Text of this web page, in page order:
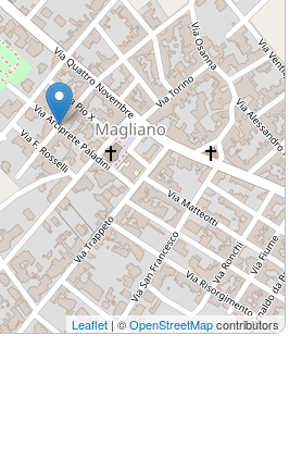
Leaflet| ©OpenStreetMapcontributors